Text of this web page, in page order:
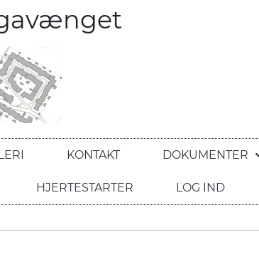
KONTAKT DOKUMENTER
HJERTESTARTER LOG IND